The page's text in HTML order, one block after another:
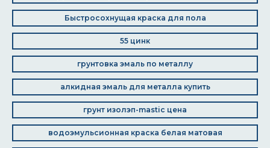
Быстросохнущая краска для пола
55 цинк
грунтовка эмаль по металлу
алкидная эмаль для металла купить
грунт изолэп-mastic цена
водоэмульсионная краска белая матовая